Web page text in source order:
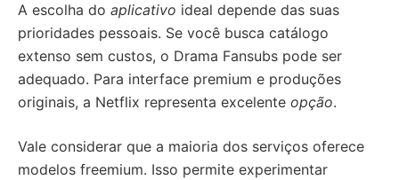
A escolha do aplicativo ideal depende das suas
prioridades pessoais. Se você busca catálogo
extenso sem custos, o Drama Fansubs pode ser
adequado. Para interface premium e produções
originais, a Netflix representa excelente opção.
Vale considerar que a maioria dos serviços oferece
modelos freemium. Isso permite experimentar